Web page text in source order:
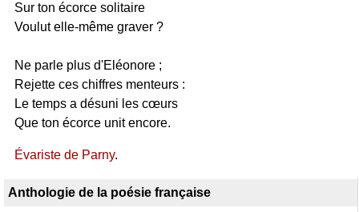
Sur ton écorce solitaire
Voulut elle-même graver ?
Ne parle plus d'Eléonore ;
Rejette ces chiffres menteurs :
Le temps a désuni les cœurs
Que ton écorce unit encore.
Évariste de Parny.
Anthologie de la poésie française